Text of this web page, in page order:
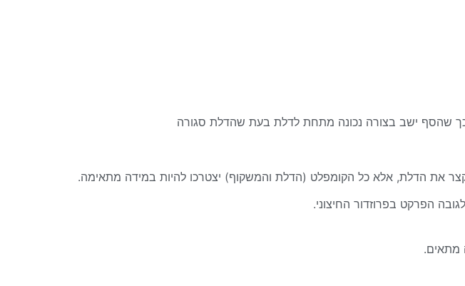
שהסף ישב בצורה נכונה מתחת לדלת בעת שהדלת סגורה
את הדלת, אלא כל הקומפלט (הדלת והמשקוף) יצטרכו להיות במידה מתאימה.
הפרקט בפרוזדור החיצוני.